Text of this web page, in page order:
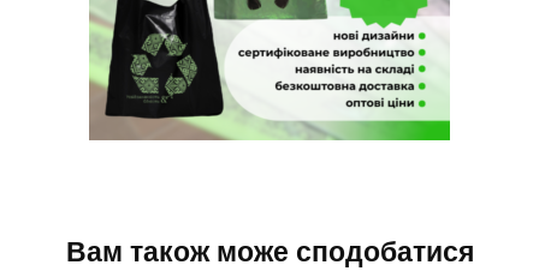
Вам також може сподобатися